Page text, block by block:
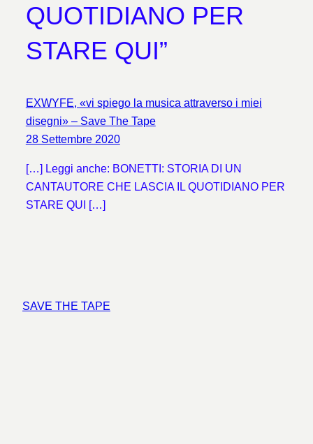
QUOTIDIANO PER
STARE QUI”
EXWYFE, «vi spiego la musica attraverso i miei
disegni» – Save The Tape
28 Settembre 2020
[…] Leggi anche: BONETTI: STORIA DI UN
CANTAUTORE CHE LASCIA IL QUOTIDIANO PER
STARE QUI […]
SAVE THE TAPE